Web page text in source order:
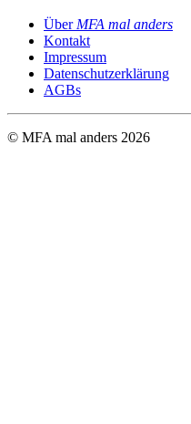
Über MFA mal anders
Kontakt
Impressum
Datenschutzerklärung
AGBs
© MFA mal anders 2026